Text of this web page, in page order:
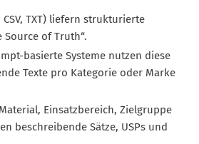
TXT) liefern strukturierte
Source of Truth“.
basierte Systeme nutzen diese
Texte pro Kategorie oder Marke
Einsatzbereich, Zielgruppe
beschreibende Sätze, USPs und